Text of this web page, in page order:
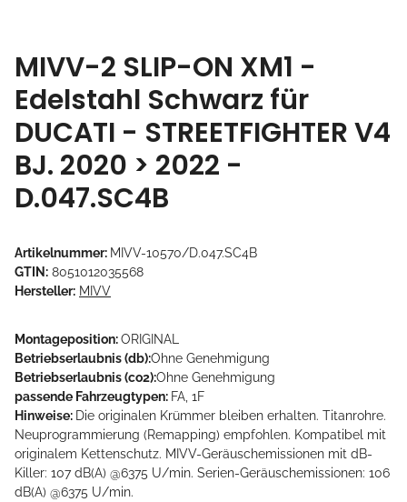
MIVV-2 SLIP-ON XM1 -
Edelstahl Schwarz für
DUCATI - STREETFIGHTER V4
BJ. 2020 > 2022 -
D.047.SC4B
Artikelnummer: MIVV-10570/D.047.SC4B
GTIN: 8051012035568
Hersteller: MIVV
Montageposition:ORIGINAL
Betriebserlaubnis (db):Ohne Genehmigung
Betriebserlaubnis (co2):Ohne Genehmigung
passende Fahrzeugtypen: FA, 1F
Hinweise: Die originalen Krümmer bleiben erhalten. Titanrohre.
Neuprogrammierung (Remapping) empfohlen. Kompatibel mit
originalem Kettenschutz. MIVV-Geräuschemissionen mit dB-
Killer: 107 dB(A) @6375 U/min. Serien-Geräuschemissionen: 106
dB(A) @6375 U/min.